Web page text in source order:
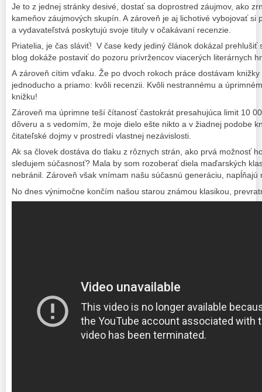
Je to z jednej stránky desivé, dostať sa doprostred záujmov, ako
kameňov záujmových skupín. A zároveň je aj lichotivé vybojovať si
a vydavateľstvá poskytujú svoje tituly v očakávaní recenzie.
Priatelia, je čas sláviť! V čase kedy jediný článok dokázal prehlušiť
blog dokáže postaviť do pozoru prívržencov viacerých literárnych
A zároveň cítim vďaku. Že po dvoch rokoch práce dostávam knižky
jednoducho a priamo: kvôli recenzii. Kvôli nestrannému a
knižku!
Zároveň ma úprimne teší čítanosť častokrát presahujúca limit 10
dôveru a s vedomím, že moje dielo ešte nikto a v žiadnej podobe
čitateľské dojmy v prostredí vlastnej nezávislosti.
Ak sa človek dostáva do tlaku z rôznych strán, ako prvá možnosť
sledujem súčasnosť? Mala by som rozoberať diela maďarských
nebránil. Zároveň však vnímam našu súčasnú generáciu, napĺňajú
No dnes výnimočne končím našou starou známou klasikou,